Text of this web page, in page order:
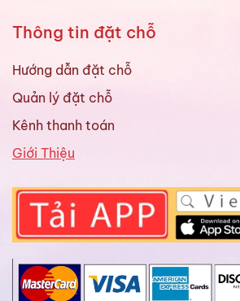
Thông tin đặt chỗ
Hướng dẫn đặt chỗ
Quản lý đặt chỗ
Kênh thanh toán
Giới Thiệu